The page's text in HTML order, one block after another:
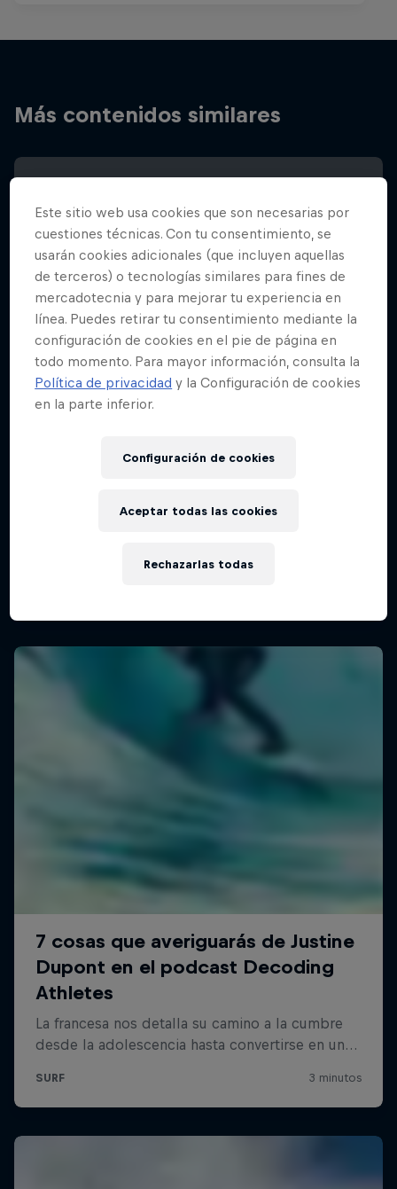
Más contenidos similares
WSL Finals Fiji
Este sitio web usa cookies que son necesarias por
cuestiones técnicas. Con tu consentimiento, se
usarán cookies adicionales (que incluyen aquellas
de terceros) o tecnologías similares para fines de
mercadotecnia y para mejorar tu experiencia en
línea. Puedes retirar tu consentimiento mediante la
configuración de cookies en el pie de página en
todo momento. Para mayor información, consulta la
Política de privacidad y la Configuración de cookies
en la parte inferior.
Configuración de cookies
Rechazarlas todas
Aceptar todas las cookies